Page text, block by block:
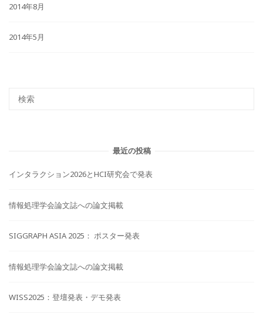
2014年8月
2014年5月
最近の投稿
インタラクション2026とHCI研究会で発表
情報処理学会論文誌への論文掲載
SIGGRAPH ASIA 2025： ポスター発表
情報処理学会論文誌への論文掲載
WISS2025：登壇発表・デモ発表